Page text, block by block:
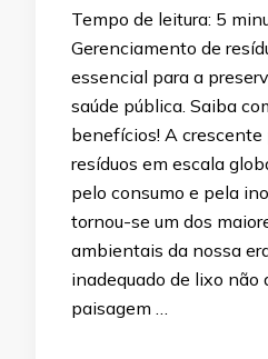
Tempo de leitura: 5
Gerenciamento de
essencial para a
saúde pública. Saiba
benefícios! A crescente
resíduos em escala
pelo consumo e pela
tornou-se um dos
ambientais da nossa
inadequado de lixo não
paisagem …